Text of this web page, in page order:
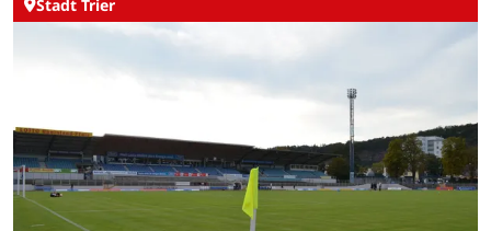
Stadt Trier